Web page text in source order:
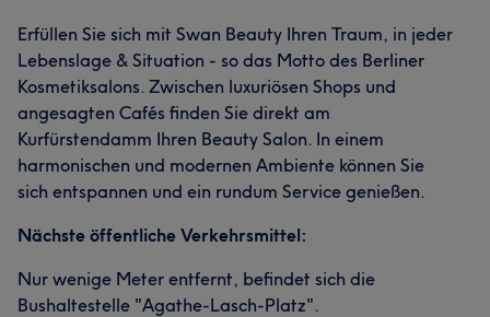
Erfüllen Sie sich mit Swan Beauty Ihren Traum, in jeder
Lebenslage & Situation - so das Motto des Berliner
Kosmetiksalons. Zwischen luxuriösen Shops und
angesagten Cafés finden Sie direkt am
Kurfürstendamm Ihren Beauty Salon. In einem
harmonischen und modernen Ambiente können Sie
sich entspannen und ein rundum Service genießen.
Nächste öffentliche Verkehrsmittel:
Nur wenige Meter entfernt, befindet sich die
Bushaltestelle "Agathe-Lasch-Platz".